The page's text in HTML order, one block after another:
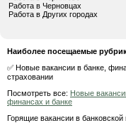
Работа в Черновцах
Работа в Других городах
Наиболее посещаемые
✅ Новые вакансии в банке,
страховании
Посмотреть все: Новые
финансах и банке
Горящие вакансии в банковской